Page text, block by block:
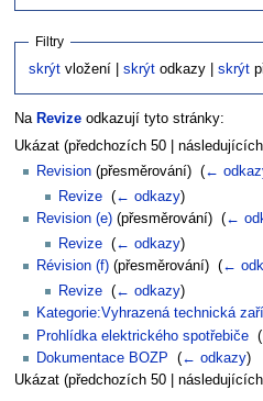
Filtry
skrýt vložení |skrýt odkazy |skrýt
Na Revizeodkazují tyto stránky:
Ukázat (předchozích 50 |
Revision (přesměrování) ‎ (←
Revize ‎(← odkazy)
Revision (e) (přesměrování) ‎ (←
Revize ‎(← odkazy)
Révision (f) (přesměrování) ‎ (←
Revize ‎(← odkazy)
Kategorie:Vyhrazená technická
Prohlídka elektrického spotřebiče (
Dokumentace BOZP
(← odkazy)
Ukázat (předchozích 50 |